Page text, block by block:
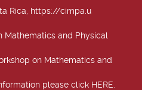
Rica, https://cimpa.u
Mathematics and Physical
on Mathematics and
please click HERE.